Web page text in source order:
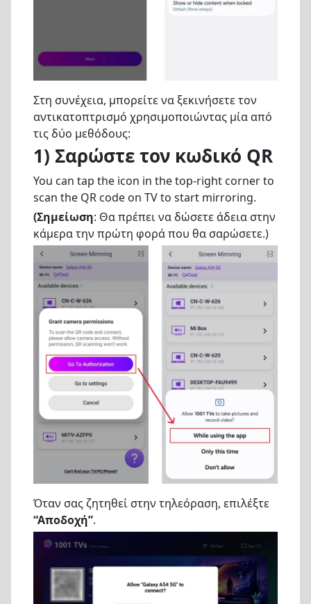
Στη συνέχεια, μπορείτε να ξεκινήσετε τον
αντικατοπτρισμό χρησιμοποιώντας μία από
τις δύο μεθόδους:
1) Σαρώστε τον κωδικό QR
You can tap the icon in the top-right corner to
scan the QR code on TV to start mirroring.
(Σημείωση: Θα πρέπει να δώσετε άδεια στην
κάμερα την πρώτη φορά που θα σαρώσετε.)
Όταν σας ζητηθεί στην τηλεόραση, επιλέξτε
“Αποδοχή”.